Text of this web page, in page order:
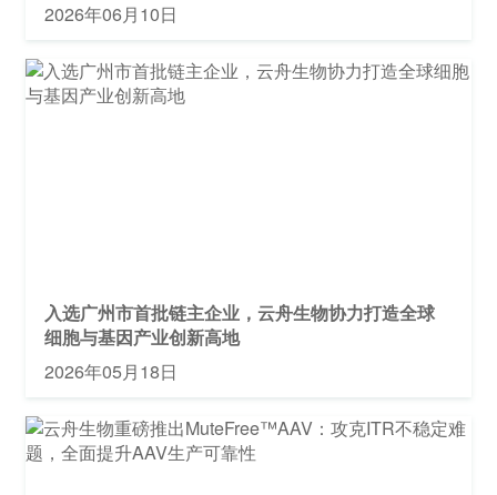
2026年06月10日
入选广州市首批链主企业，云舟生物协力打造全球
细胞与基因产业创新高地
2026年05月18日